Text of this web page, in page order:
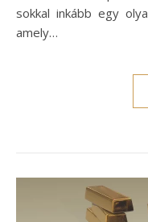
sokkal inkább egy
amely…